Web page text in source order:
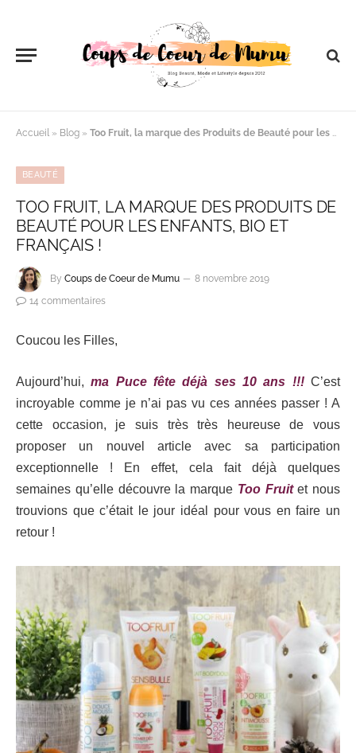
Accueil » Blog » Too Fruit, la marque des Produits de Beauté pour les Enfants, Bio et Français !
BEAUTÉ
TOO FRUIT, LA MARQUE DES PRODUITS DE
BEAUTÉ POUR LES ENFANTS, BIO ET
FRANÇAIS !
By Coups de Coeur de Mumu
8 novembre 2019
14 commentaires
Coucou les Filles,
Aujourd’hui,ma Puce fête déjà ses 10 ans !!!C’est
incroyable comme je n’ai pas vu ces années passer ! A
cette occasion, je suis très très heureuse de vous
proposer un nouvel article avec sa participation
exceptionnelle ! En effet, cela fait déjà quelques
semaines qu’elle découvre la marque Too Fruitet nous
trouvions que c’était le jour idéal pour vous en faire un
retour !